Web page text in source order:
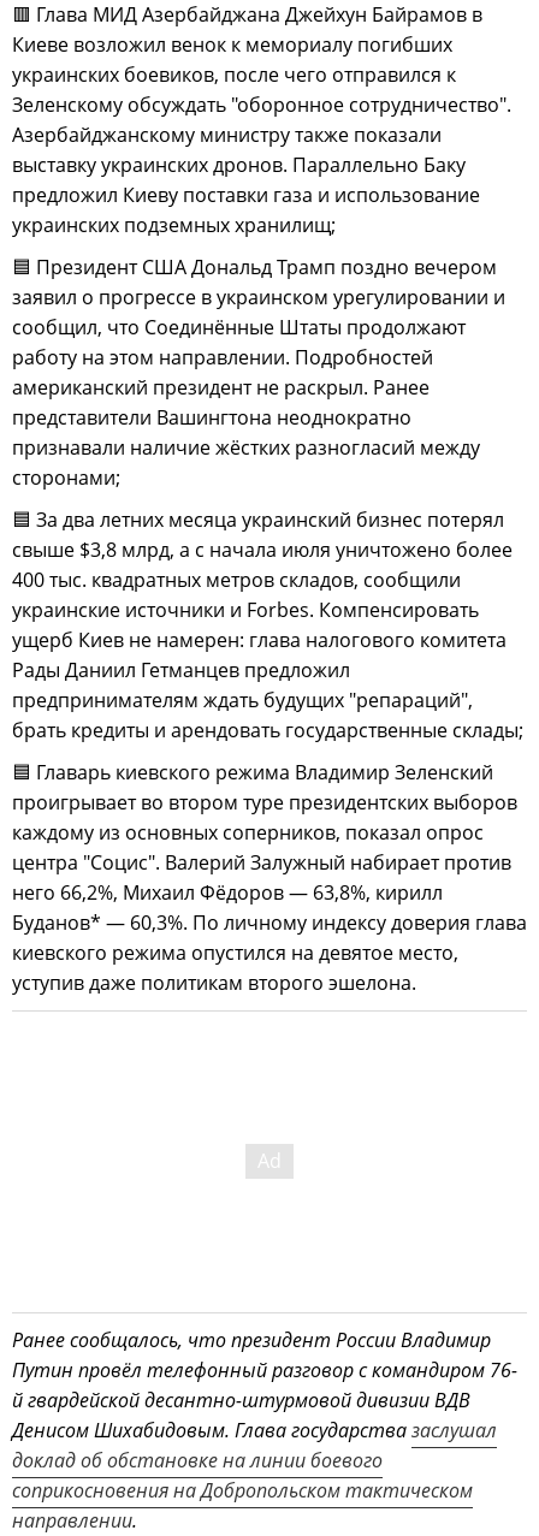
🟥 Глава МИД Азербайджана Джейхун Байрамов в
Киеве возложил венок к мемориалу погибших
украинских боевиков, после чего отправился к
Зеленскому обсуждать "оборонное сотрудничество".
Азербайджанскому министру также показали
выставку украинских дронов. Параллельно Баку
предложил Киеву поставки газа и использование
украинских подземных хранилищ;
🟦 Президент США Дональд Трамп поздно вечером
заявил о прогрессе в украинском урегулировании и
сообщил, что Соединённые Штаты продолжают
работу на этом направлении. Подробностей
американский президент не раскрыл. Ранее
представители Вашингтона неоднократно
признавали наличие жёстких разногласий между
сторонами;
🟦 За два летних месяца украинский бизнес потерял
свыше $3,8 млрд, а с начала июля уничтожено более
400 тыс. квадратных метров складов, сообщили
украинские источники и Forbes. Компенсировать
ущерб Киев не намерен: глава налогового комитета
Рады Даниил Гетманцев предложил
предпринимателям ждать будущих "репараций",
брать кредиты и арендовать государственные склады;
🟦 Главарь киевского режима Владимир Зеленский
проигрывает во втором туре президентских выборов
каждому из основных соперников, показал опрос
центра "Социс". Валерий Залужный набирает против
него 66,2%, Михаил Фёдоров — 63,8%, кирилл
Буданов* — 60,3%. По личному индексу доверия глава
киевского режима опустился на девятое место,
уступив даже политикам второго эшелона.
Ранее сообщалось, что президент России Владимир
Путин провёл телефонный разговор с командиром 76-
й гвардейской десантно-штурмовой дивизии ВДВ
Денисом Шихабидовым. Глава государствазаслушал
доклад об обстановке на линии боевого
соприкосновения на Добропольском тактическом
направлении.